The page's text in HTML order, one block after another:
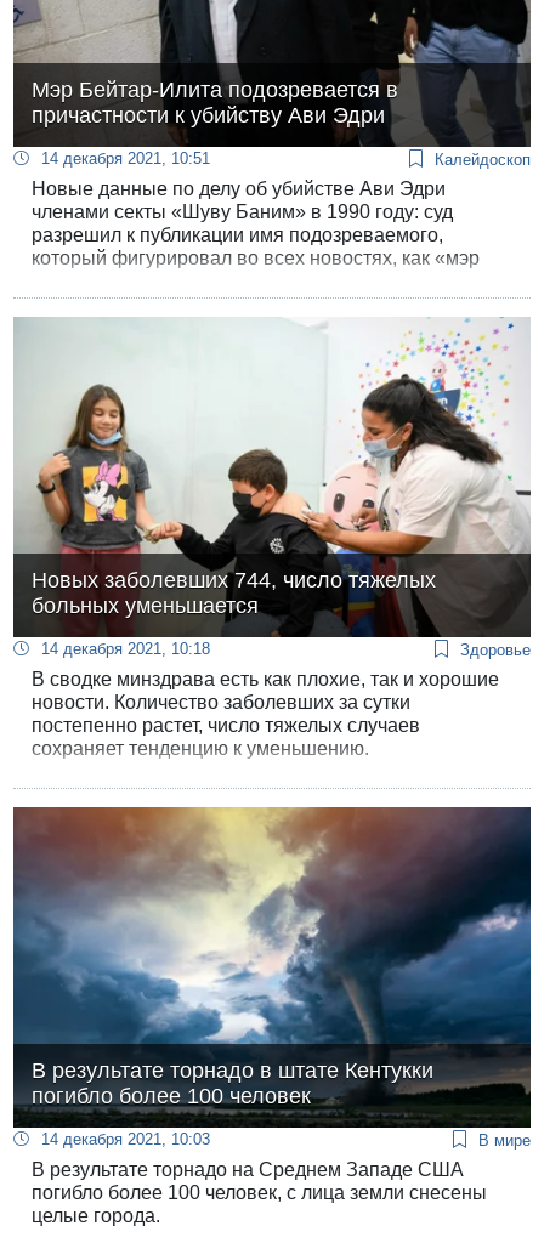
Мэр Бейтар-Илита подозревается в
причастности к убийству Ави Эдри
14 декабря 2021, 10:51 Калейдоскоп
Новые данные по делу об убийстве Ави Эдри
членами секты «Шуву Баним» в 1990 году: суд
разрешил к публикации имя подозреваемого,
который фигурировал во всех новостях, как «мэр
Новых заболевших 744, число тяжелых
больных уменьшается
14 декабря 2021, 10:18 Здоровье
В сводке минздрава есть как плохие, так и хорошие
новости. Количество заболевших за сутки
постепенно растет, число тяжелых случаев
сохраняет тенденцию к уменьшению.
В результате торнадо в штате Кентукки
погибло более 100 человек
14 декабря 2021, 10:03 В мире
В результате торнадо на Среднем Западе США
погибло более 100 человек, с лица земли снесены
целые города.